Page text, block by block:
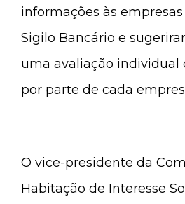
informações às
Sigilo Bancário e
uma avaliação individual
por parte de cada
O vice-presidente da
Habitação de Interesse